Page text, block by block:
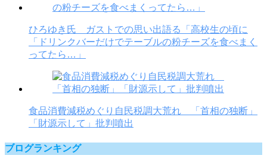
ひろゆき氏 ガストでの思い出語る「高校生の頃に
「ドリンクバーだけでテーブルの粉チーズを食べまく
ってたら…」
食品消費減税めぐり自民税調大荒れ 「首相の独断」
「財源示して」批判噴出
ブログランキング